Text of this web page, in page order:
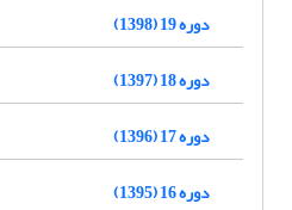
دوره 19 (1398)
دوره 18 (1397)
دوره 17 (1396)
دوره 16 (1395)